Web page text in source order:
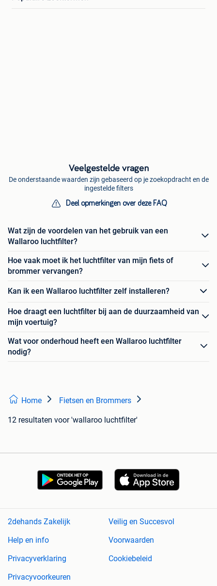
Veelgestelde vragen
De onderstaande waarden zijn gebaseerd op je zoekopdracht en de
ingestelde filters
Deel opmerkingen over deze FAQ
Wat zijn de voordelen van het gebruik van een
Wallaroo luchtfilter?
Hoe vaak moet ik het luchtfilter van mijn fiets of
brommer vervangen?
Kan ik een Wallaroo luchtfilter zelf installeren?
Hoe draagt een luchtfilter bij aan de duurzaamheid van
mijn voertuig?
Wat voor onderhoud heeft een Wallaroo luchtfilter
nodig?
Home Fietsen en Brommers
12 resultaten voor 'wallaroo luchtfilter'
2dehands Zakelijk
Veilig en Succesvol
Help en info
Voorwaarden
Privacyverklaring
Cookiebeleid
Privacyvoorkeuren